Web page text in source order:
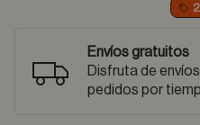
Envíos gratuitos
Disfruta de
pedidos por